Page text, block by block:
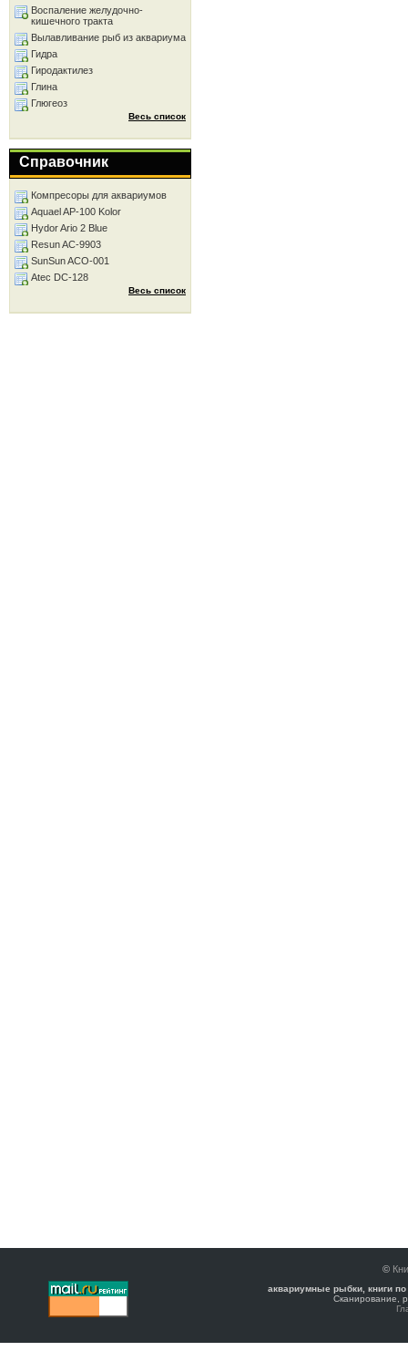
Воспаление желудочно-
кишечного тракта
Вылавливание рыб из аквариума
Гидра
Гиродактилез
Глина
Глюгеоз
Весь список
Справочник
Компресоры для аквариумов
Aquael AP-100 Kolor
Hydor Ario 2 Blue
Resun AC-9903
SunSun ACO-001
Atec DC-128
Весь список
©
аквариумные рыбки, книги
Сканирование,